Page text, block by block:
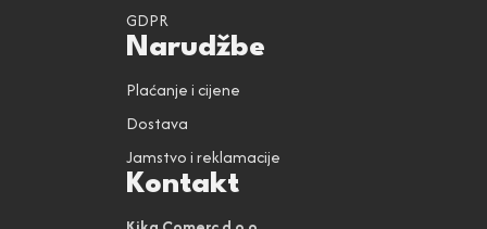
GDPR
Narudžbe
Plaćanje i cijene
Dostava
Jamstvo i reklamacije
Kontakt